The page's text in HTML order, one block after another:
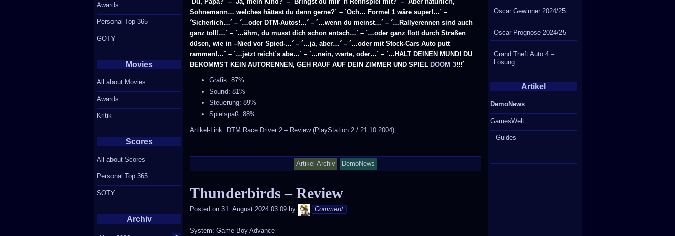
Sohnemann… welches hättest du denn gerne?´ – ´Och… Formel 1 wäre super!…´ –
´Sicherlich…´ – ´…oder DTM-Autos!…´ – ´…wenn du meinst…´ – ´…Rallyerennen sind auch
ganz toll!…´ – ´…ähm, du musst dich schon entsch…´ – ´…oder ganz flott durch Straßen
düsen, wie in –Nied vor Spied-…´ – ´…ja, aber…´ – ´…oder mit Stock-Cars Auto putt
rammen!…´ – ´…jetzt reicht´s abe…´ – ´…nein, warte, oder…´ – ´…HALT DEINEN MUND! DU
BEKOMMST KEIN AUTORENNEN, GEH RAUF AUF DEIN ZIMMER UND SPIEL DOOM 3!!!´
Grafik: 87%
Sound: 81%
Steuerung: 89%
Spielspaß: 88%
Artikel-Link: DTM Race Driver 2 – Review (PlayStation 2 / 21.10.2004)
Artikel-Archiv DemoNews
Thunderbirds – Review
Posted on 31. August 2024 03:09 by Andy
Comment
System: Game Boy Advance
Oscar Gewinner 2024/25
Oscar Prognose 2024/25
Grand Theft Auto 4 –
Lösung
Artikel
DemoNews
GamesWelt
– Guides
Awards
Personal Top 365
GOTY
Movies
All about Movies
Awards
Kritik
Scores
All about Scores
Personal Top 365
SOTY
Archiv